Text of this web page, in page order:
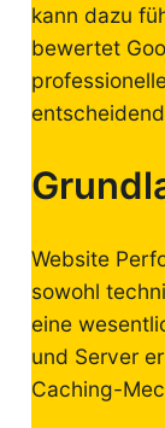
kann dazu
bewertet
Website
sowohl
eine
und Server
Caching-